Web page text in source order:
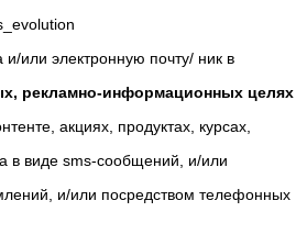
или электронную почту/ ник в
рекламно-информационных целях
акциях, продуктах, курсах,
в виде sms-сообщений, и/или
и/или посредством телефонных